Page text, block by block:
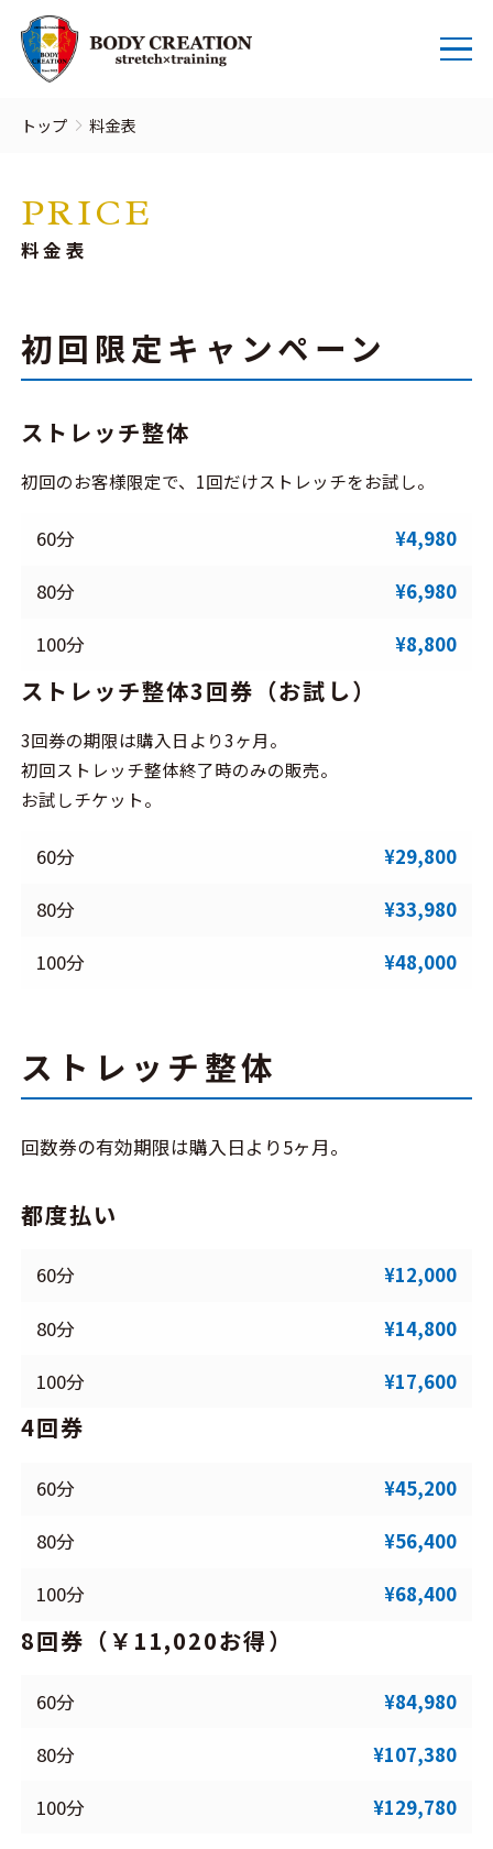
トップ 料金表
料金表
PRICE
初回限定キャンペーン
ストレッチ整体
初回のお客様限定で、1回だけストレッチをお試し。
60分 ¥4,980
80分 ¥6,980
100分 ¥8,800
ストレッチ整体3回券（お試し）
3回券の期限は購入日より3ヶ月。
初回ストレッチ整体終了時のみの販売。
お試しチケット。
60分 ¥29,800
80分 ¥33,980
100分 ¥48,000
ストレッチ整体
回数券の有効期限は購入日より5ヶ月。
都度払い
60分 ¥12,000
80分 ¥14,800
100分 ¥17,600
4回券
60分 ¥45,200
80分 ¥56,400
100分 ¥68,400
8回券（￥11,020お得）
60分 ¥84,980
80分 ¥107,380
100分 ¥129,780